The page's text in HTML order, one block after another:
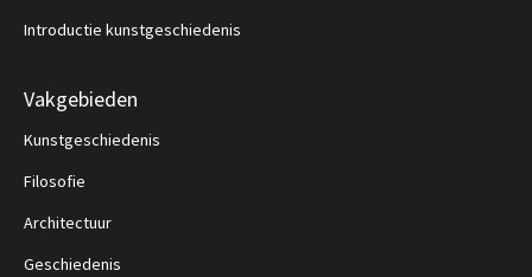
Introductie kunstgeschiedenis
Vakgebieden
Kunstgeschiedenis
Filosofie
Architectuur
Geschiedenis